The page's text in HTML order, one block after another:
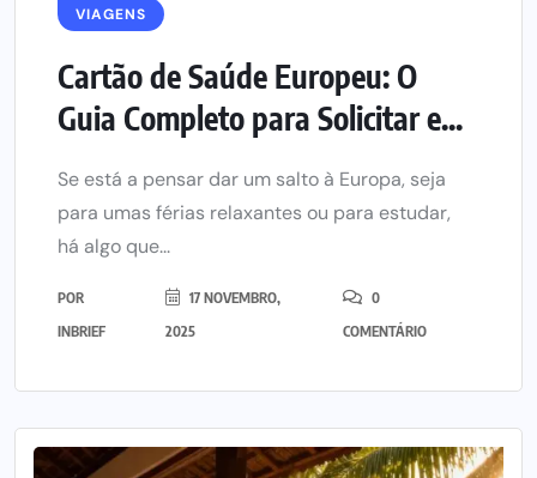
VIAGENS
Cartão de Saúde Europeu: O
Guia Completo para Solicitar e...
Se está a pensar dar um salto à Europa, seja
para umas férias relaxantes ou para estudar,
há algo que...
POR
INBRIEF
17 NOVEMBRO,
2025
0
COMENTÁRIO